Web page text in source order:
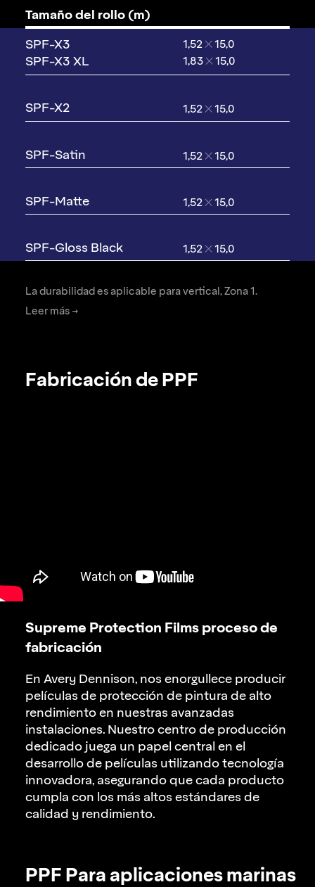
Tamaño del rollo (m)
1,52 ✕15,0
1,83 ✕15,0
1,52 ✕15,0
1,52 ✕15,0
1,52 ✕15,0
1,52 ✕15,0
La durabilidad es aplicable para vertical, Zona 1.
Leer más →
Fabricación de PPF
Supreme Protection Films proceso de
fabricación
En Avery Dennison, nos enorgullece producir
películas de protección de pintura de alto
rendimiento en nuestras avanzadas
instalaciones. Nuestro centro de producción
dedicado juega un papel central en el
desarrollo de películas utilizando tecnología
innovadora, asegurando que cada producto
cumpla con los más altos estándares de
calidad y rendimiento.
PPF Para aplicaciones marinas